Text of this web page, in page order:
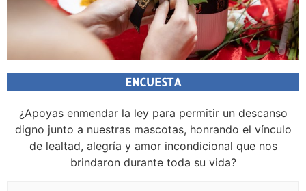
ENCUESTA
¿Apoyas enmendar la ley para permitir un descanso
digno junto a nuestras mascotas, honrando el vínculo
de lealtad, alegría y amor incondicional que nos
brindaron durante toda su vida?